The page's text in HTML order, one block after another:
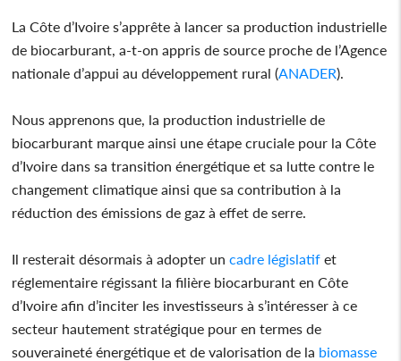
La Côte d’Ivoire s’apprête à lancer sa production industrielle
de biocarburant, a-t-on appris de source proche de l’Agence
nationale d’appui au développement rural (ANADER).
Nous apprenons que, la production industrielle de
biocarburant marque ainsi une étape cruciale pour la Côte
d’Ivoire dans sa transition énergétique et sa lutte contre le
changement climatique ainsi que sa contribution à la
réduction des émissions de gaz à effet de serre.
Il resterait désormais à adopter uncadre législatif et
réglementaire régissant la filière biocarburant en Côte
d’Ivoire afin d’inciter les investisseurs à s’intéresser à ce
secteur hautement stratégique pour en termes de
souveraineté énergétique et de valorisation de la biomasse